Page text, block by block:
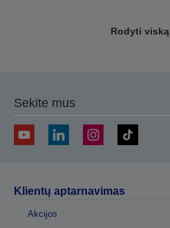
Rodyti viską
Sekite mus
Klientų aptarnavimas
Akcijos